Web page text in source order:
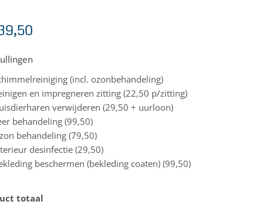
(incl. ozonbehandeling)
en impregneren zitting (22,50 p/zitting)
verwijderen (29,50 + uurloon)
behandeling (99,50)
behandeling (79,50)
desinfectie (29,50)
beschermen (bekleding coaten) (99,50)
totaal